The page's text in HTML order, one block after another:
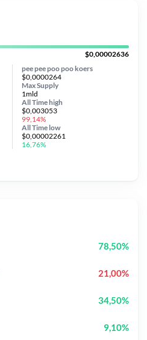
$0,00002636
pee pee poo poo koers
$0,0000264
Max Supply
1mld
All Timehigh
$0,003053
99,14%
All Time low
$0,00002261
16,76%
78,50%
21,00%
34,50%
9,10%